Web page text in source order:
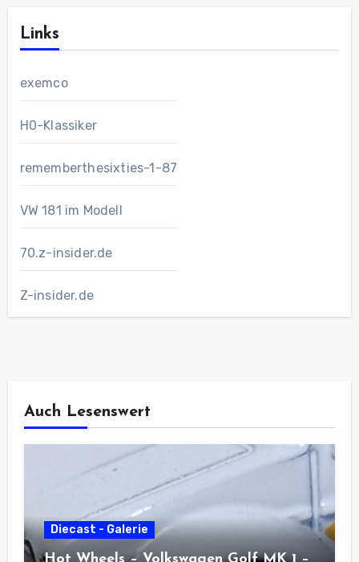
Links
exemco
H0-Klassiker
rememberthesixties-1-87
VW 181 im Modell
70.z-insider.de
Z-insider.de
Auch Lesenswert
Diecast - Galerie